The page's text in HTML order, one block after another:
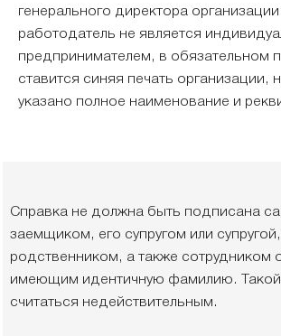
генерального директора
работодатель не является
предпринимателем, в обязательном
ставится синяя печать организации,
указано полное наименование и
Справка не должна быть подписана
заемщиком, его супругом или супругой,
родственником, а также сотрудником
имеющим идентичную фамилию. Такой
считаться недействительным.